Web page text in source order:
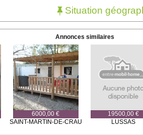
Situation
Annonces similaires
6000,00 €
SAINT-MARTIN-DE-CRAU
19500,00 €
LUSSAS